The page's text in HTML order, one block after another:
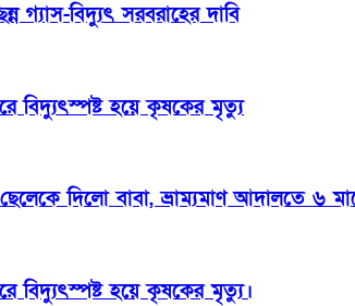
গ্যাস-বিদ্যুৎ সরবরাহের দাবি
বিদ্যুৎস্পষ্ট হয়ে কৃষকের মৃত্যু
দিলো বাবা, ভ্রাম্যমাণ আদালতে ৬
বিদ্যুৎস্পষ্ট হয়ে কৃষকের মৃত্যু।